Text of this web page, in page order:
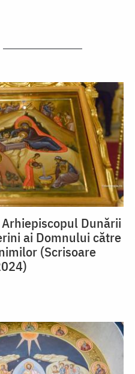
Dunării
ai Domnului către
(Scrisoare